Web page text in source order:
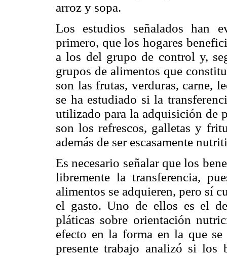
arroz y sopa.
Los estudios señalados han
primero, que los hogares
a los del grupo de control y,
grupos de alimentos que
son las frutas, verduras, carne,
se ha estudiado si la
utilizado para la adquisición de
son los refrescos, galletas y
además de ser escasamente
Es necesario señalar que los
libremente la transferencia,
alimentos se adquieren, pero sí
el gasto. Uno de ellos es el
pláticas sobre orientación
efecto en la forma en la que
presente trabajo analizó si los